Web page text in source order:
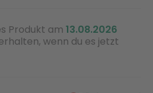
Produkt am 13.08.2026
wenn du es jetzt